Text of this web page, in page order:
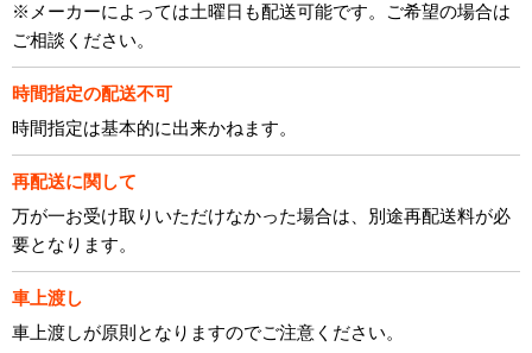
※メーカーによっては土曜日も配送可能です。ご希望の場合は
ご相談ください。
時間指定の配送不可
時間指定は基本的に出来かねます。
再配送に関して
万が一お受け取りいただけなかった場合は、別途再配送料が必
要となります。
車上渡し
車上渡しが原則となりますのでご注意ください。